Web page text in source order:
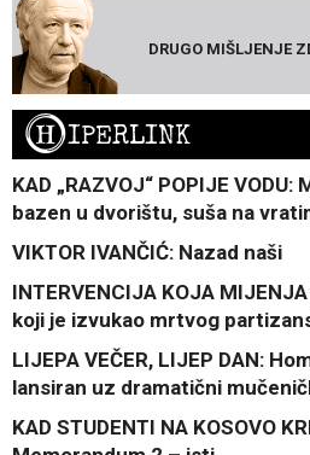
DRUGO MIŠLJENJE
HIPERLINK
KAD „RAZVOJ“ POPIJE
bazen u dvorištu, suša na
VIKTOR IVANČIĆ: Nazad naši
INTERVENCIJA KOJA
koji je izvukao mrtvog
LIJEPA VEČER, LIJEP DAN:
lansiran uz dramatični
KAD STUDENTI NA KOSOVO